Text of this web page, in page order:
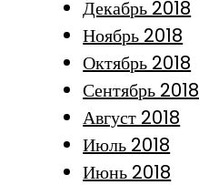
Декабрь 2018
Ноябрь 2018
Октябрь 2018
Сентябрь 2018
Август 2018
Июль 2018
Июнь 2018